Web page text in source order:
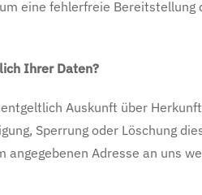
eine fehlerfreie
Ihrer Daten?
Auskunft über
Sperrung oder Löschung
Adresse an uns